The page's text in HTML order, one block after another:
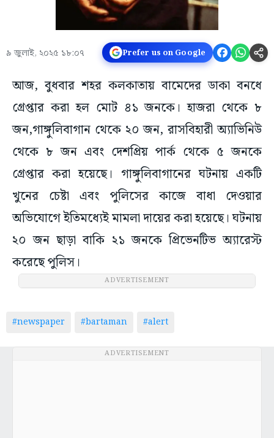
৯ জুলাই, ২০২৫ ১৮:০৭ Prefer us on Google
আজ, বুধবার শহর কলকাতায় বামেদের ডাকা বনধে
গ্রেপ্তার করা হল মোট ৪১ জনকে। হাজরা থেকে ৮
জন,গাঙ্গুলিবাগান থেকে ২০ জন, রাসবিহারী অ্যাভিনিউ
থেকে ৮ জন এবং দেশপ্রিয় পার্ক থেকে ৫ জনকে
গ্রেপ্তার করা হয়েছে। গাঙ্গুলিবাগানের ঘটনায় একটি
খুনের চেষ্টা এবং পুলিসের কাজে বাধা দেওয়ার
অভিযোগে ইতিমধ্যেই মামলা দায়ের করা হয়েছে। ঘটনায়
২০ জন ছাড়া বাকি ২১ জনকে প্রিভেনটিভ অ্যারেস্ট
করেছে পুলিস।
ADVERTISEMENT
#newspaper #bartaman #alert
ADVERTISEMENT